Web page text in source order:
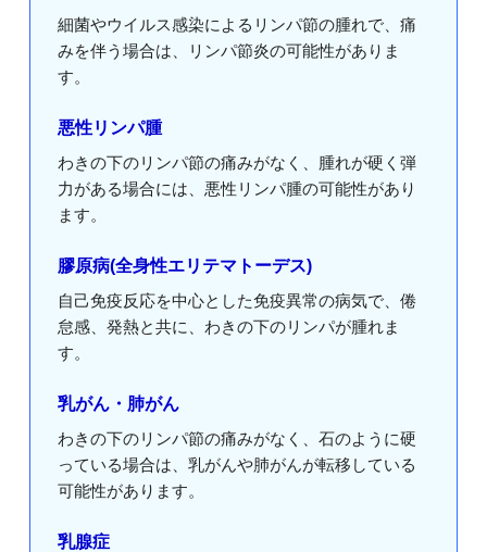
細菌やウイルス感染によるリンパ節の腫れで、痛
みを伴う場合は、リンパ節炎の可能性がありま
す。
悪性リンパ腫
わきの下のリンパ節の痛みがなく、腫れが硬く弾
力がある場合には、悪性リンパ腫の可能性があり
ます。
膠原病(全身性エリテマトーデス)
自己免疫反応を中心とした免疫異常の病気で、倦
怠感、発熱と共に、わきの下のリンパが腫れま
す。
乳がん・肺がん
わきの下のリンパ節の痛みがなく、石のように硬
っている場合は、乳がんや肺がんが転移している
可能性があります。
乳腺症